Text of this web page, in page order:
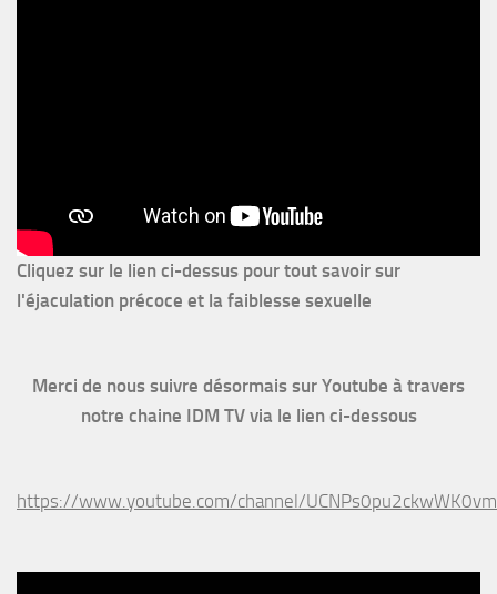
Cliquez sur le lien ci-dessus pour tout savoir sur
l'éjaculation précoce et la faiblesse sexuelle
Merci de nous suivre désormais sur Youtube à travers
notre chaine IDM TV via le lien ci-dessous
https://www.youtube.com/channel/